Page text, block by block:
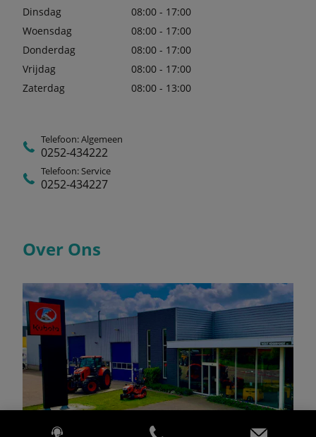
Dinsdag
08:00 - 17:00
Woensdag
08:00 - 17:00
Donderdag
08:00 - 17:00
Vrijdag
08:00 - 17:00
Zaterdag
08:00 - 13:00
Telefoon: Algemeen
0252-434222
Telefoon: Service
0252-434227
Over Ons